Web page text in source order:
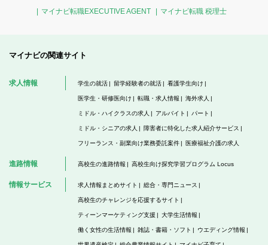
マイナビ転職EXECUTIVE AGENT
マイナビ転職 税理士
マイナビの関連サイト
求人情報 学生の就活 留学経験者の就活 看護学生向け
医学生・研修医向け 転職・求人情報 海外求人
ミドル・ハイクラスの求人 アルバイト パート
ミドル・シニアの求人 障害者に特化した求人紹介サービス
フリーランス・副業向け業務委託案件 医療福祉介護の求人
進路情報 高校生の進路情報 高校生向け探究学習プログラム Locus
情報サービス 求人情報まとめサイト 総合・専門ニュース
高校生のチャレンジを応援するサイト
ティーンマーケティング支援 大学生活情報
働く女性の生活情報 雑誌・書籍・ソフト ウエディング情報